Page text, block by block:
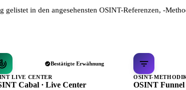
gelistet in den angesehensten OSINT-Referenzen, -
Bestätigte Erwähnung
LIVE CENTER
Cabal · Live Center
OSINT-
OSINT